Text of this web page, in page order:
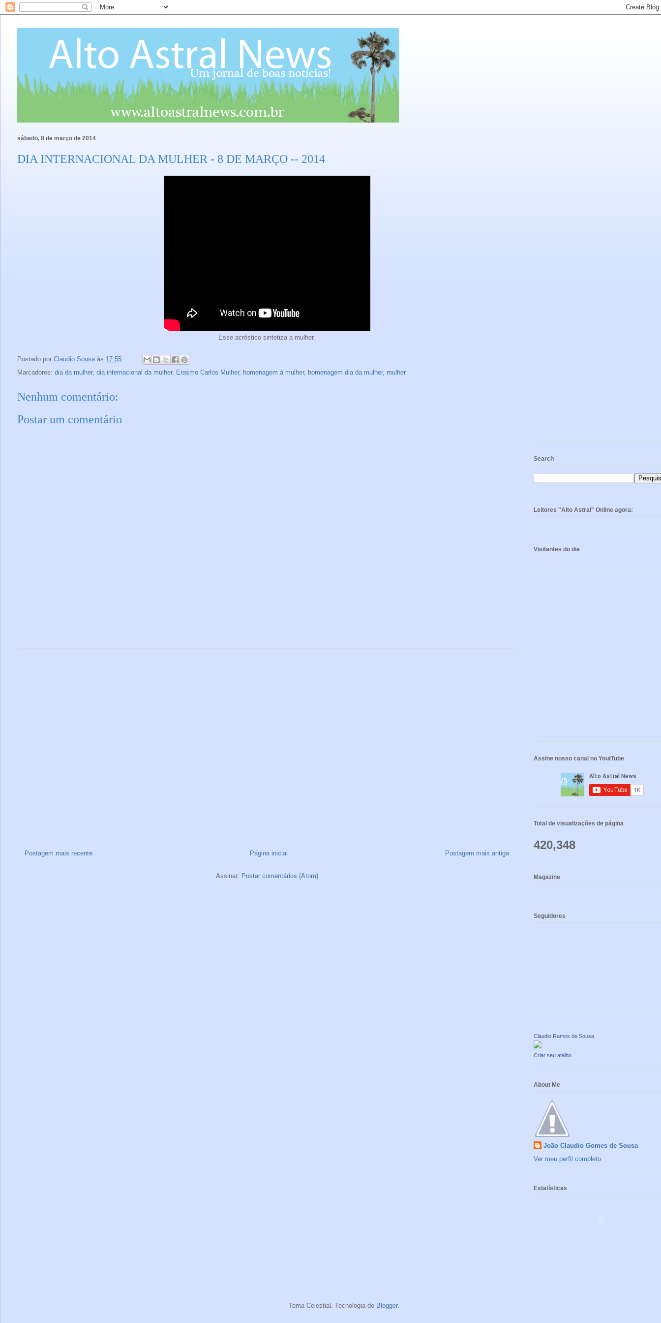
sábado, 8 de março de 2014
DIA INTERNACIONAL DA MULHER - 8 DE MARÇO -- 2014
Esse acróstico sintetiza a mulher.
Postado por Claudio Sousa às 17:55
Marcadores: dia da mulher, dia internacional da mulher, Erasmo Carlos Mulher, homenagem à mulher, homenagem dia da mulher, mulher
Nenhum comentário:
Postar um comentário
Postagem mais recente Postagem mais antiga
Página inicial
Assinar: Postar comentários (Atom)
Search
Leitores "Alto Astral" Online agora:
Visitantes do dia
Assine nosso canal no YoutTube
Total de visualizações de página
420,348
Magazine
Seguidores
Claudio Ramos de Sousa
Criar seu atalho
About Me
João Claudio Gomes de Sousa
Ver meu perfil completo
Estatísticas
Tema Celestial. Tecnologia do Blogger.